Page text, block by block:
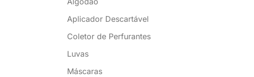
Aplicador Descartável
Coletor de Perfurantes
Luvas
Máscaras